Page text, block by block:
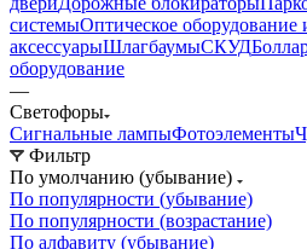
системыОптическое оборудование
аксессуарыШлагбаумыСКУД
оборудование
—
Светофоры
Сигнальные лампыФотоэлементы
Фильтр
По умолчанию (убывание)
По популярности (убывание)
По популярности (возрастание)
По алфавиту (убывание)